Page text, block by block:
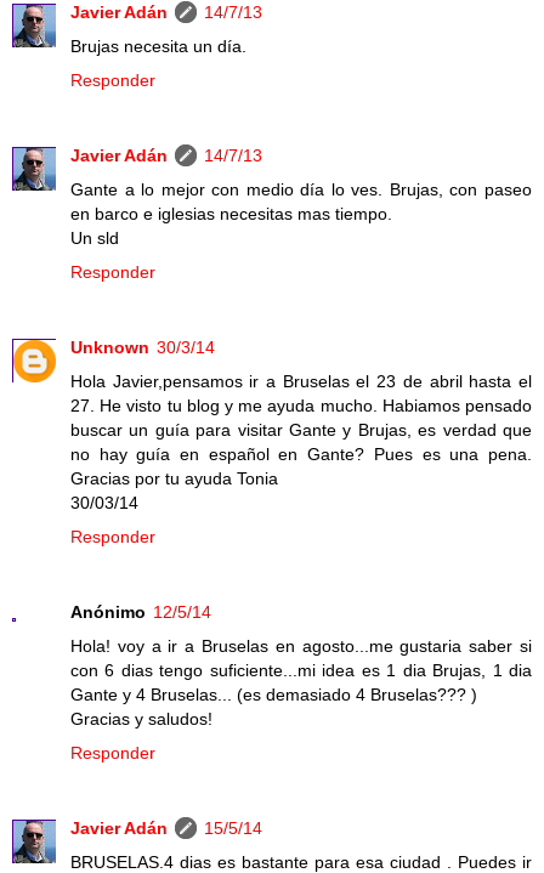
Javier Adán
14/7/13
Brujas necesita un día.
Responder
Javier Adán
14/7/13
Gante a lo mejor con medio día lo ves. Brujas, con paseo
en barco e iglesias necesitas mas tiempo.
Un sld
Responder
Unknown 30/3/14
Hola Javier,pensamos ir a Bruselas el 23 de abril hasta el
27. He visto tu blog y me ayuda mucho. Habiamos pensado
buscar un guía para visitar Gante y Brujas, es verdad que
no hay guía en español en Gante? Pues es una pena.
Gracias por tu ayuda Tonia
30/03/14
Responder
Anónimo 12/5/14
Hola! voy a ir a Bruselas en agosto...me gustaria saber si
con 6 dias tengo suficiente...mi idea es 1 dia Brujas, 1 dia
Gante y 4 Bruselas... (es demasiado 4 Bruselas??? )
Gracias y saludos!
Responder
Javier Adán
15/5/14
BRUSELAS.4 dias es bastante para esa ciudad . Puedes ir